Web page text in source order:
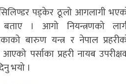
पड्केर ठूलो आगलागी
। आगो नियन्त्रणको
बारुण यन्त्र र नेपाल
पर्साका प्रहरी नायब
भयो ।